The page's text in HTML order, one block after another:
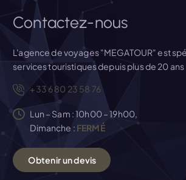
r
t
i
c
l
e
Contactez-nous
L'agence de voyages "MEGATOUR" est
services touristiques depuis plus de 20 ans
+33 6 80 23 58 76
Lun – Sam : 10h00 – 19h00,
Dimanche : FERMÉ
Obtenirundevis